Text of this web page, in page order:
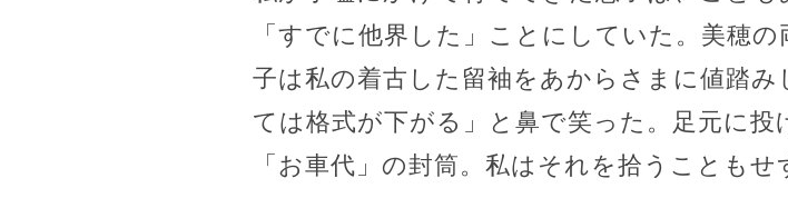
「すでに他界した」ことにしていた。美穂
子は私の着古した留袖をあからさまに値踏
ては格式が下がる」と鼻で笑った。足元に
「お車代」の封筒。私はそれを拾うこともせ